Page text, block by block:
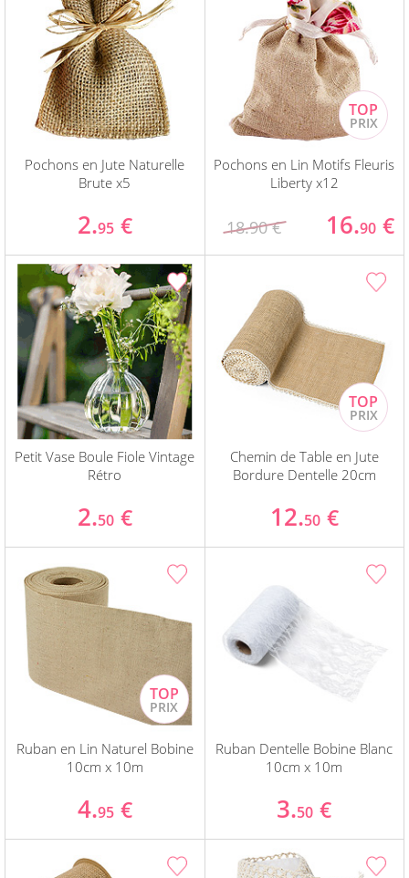
Pochons en Jute Naturelle
Brute x5
2.95 €
Pochons en Lin Motifs Fleuris
Liberty x12
18.90 € 16.90 €
Petit Vase Boule Fiole Vintage
Rétro
2.50 €
Chemin de Table en Jute
Bordure Dentelle 20cm
12.50 €
Ruban en Lin Naturel Bobine
10cm x 10m
4.95 €
Ruban Dentelle Bobine Blanc
10cm x 10m
3.50 €